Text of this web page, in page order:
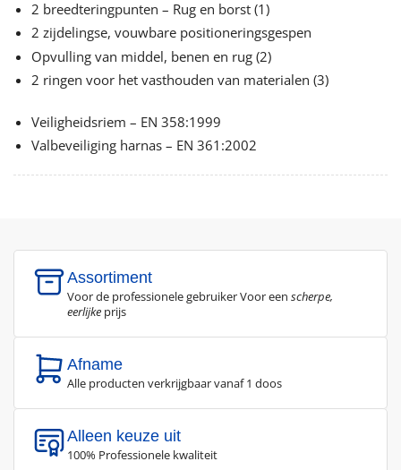
2 breedteringpunten – Rug en borst (1)
2 zijdelingse, vouwbare positioneringsgespen
Opvulling van middel, benen en rug (2)
2 ringen voor het vasthouden van materialen (3)
Veiligheidsriem – EN 358:1999
Valbeveiliging harnas – EN 361:2002
Assortiment
Voor de professionele gebruiker Voor een scherpe,
eerlijke prijs
Afname
Alle producten verkrijgbaar vanaf 1 doos
Alleen keuze uit
100% Professionele kwaliteit